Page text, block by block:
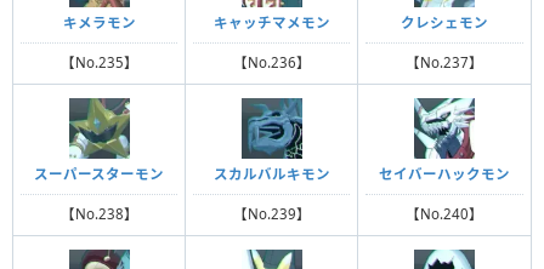
キメラモン
【No.235】
キャッチマメモン
【No.236】
クレシェモン
【No.237】
スーパースターモン
【No.238】
スカルバルキモン
【No.239】
セイバーハックモン
【No.240】